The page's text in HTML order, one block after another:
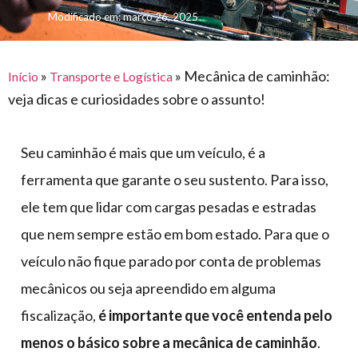
premiações
para
feira
offshore
civil
piscinas
automotivo
móveis,
calçados,
epi's
e
e logística
armazenagem
lonas
vida
caminhoneiro
Modificado em: março 26, 2025
Início » Transporte e Logística » Mecânica de caminhão:
veja dicas e curiosidades sobre o assunto!
Seu caminhão é mais que um veículo, é a
ferramenta que garante o seu sustento. Para isso,
ele tem que lidar com cargas pesadas e estradas
que nem sempre estão em bom estado. Para que o
veículo não fique parado por conta de problemas
mecânicos ou seja apreendido em alguma
fiscalização, é importante que você entenda pelo
menos o básico sobre a mecânica de caminhão.